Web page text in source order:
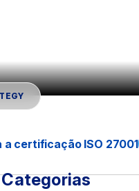
a certificação ISO 27001
Categorias